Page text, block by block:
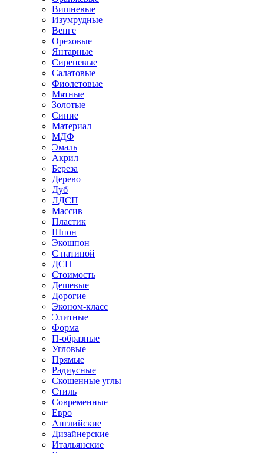
Вишневые
Изумрудные
Венге
Ореховые
Янтарные
Сиреневые
Салатовые
Фиолетовые
Мятные
Золотые
Синие
Материал
МДФ
Эмаль
Акрил
Береза
Дерево
Дуб
ЛДСП
Массив
Пластик
Шпон
Экошпон
С патиной
ДСП
Стоимость
Дешевые
Дорогие
Эконом-класс
Элитные
Форма
П-образные
Угловые
Прямые
Радиусные
Скошенные углы
Стиль
Современные
Евро
Английские
Дизайнерские
Итальянские